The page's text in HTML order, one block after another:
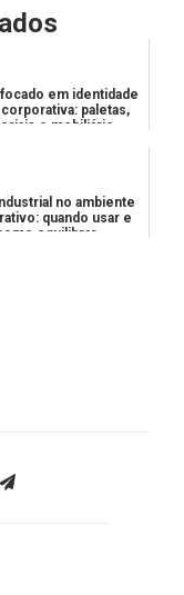
em identidade
paletas,
e mobiliário
no ambiente
quando usar e
equilibrar